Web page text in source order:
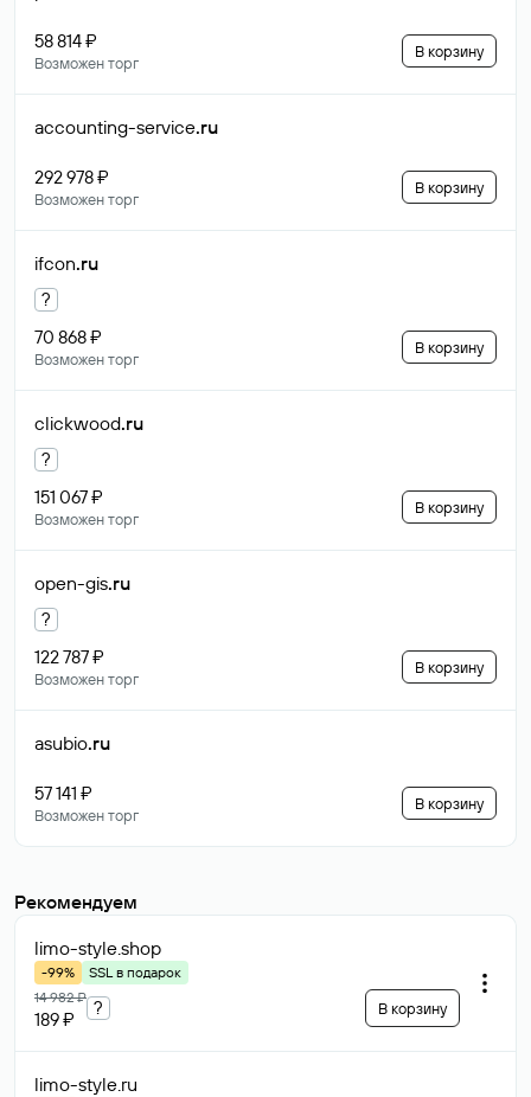
58 814 ₽
Возможен торг
В корзину
accounting-service.ru
292 978 ₽
Возможен торг
В корзину
ifcon.ru
?
70 868 ₽
Возможен торг
В корзину
clickwood.ru
?
151 067 ₽
Возможен торг
В корзину
open-gis.ru
?
122 787 ₽
Возможен торг
В корзину
asubio.ru
57 141 ₽
Возможен торг
В корзину
Рекомендуем
limo-style.shop
-99%
SSL в подарок
14 982 ₽
189 ₽
? В корзину
limo-style.ru